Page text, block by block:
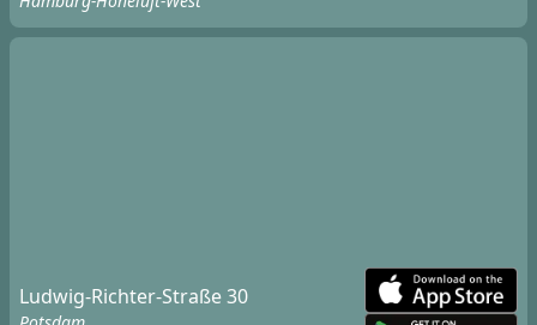
Ludwig-Richter-Straße 30